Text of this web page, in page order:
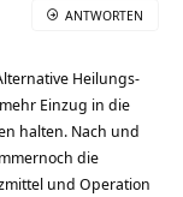
Heilungs-
Einzug in die
halten. Nach und
die
und Operation
ANTWORTEN